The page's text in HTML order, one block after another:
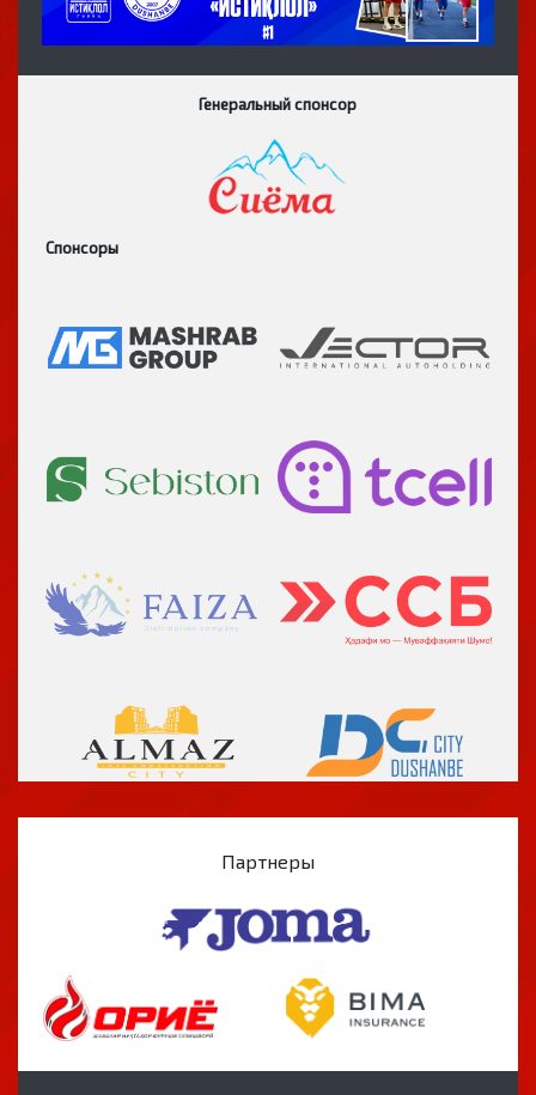
Генеральный спонсор
Спонсоры
Партнеры